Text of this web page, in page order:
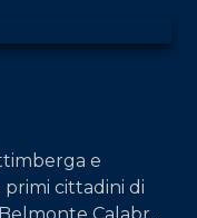
e
cittadini di